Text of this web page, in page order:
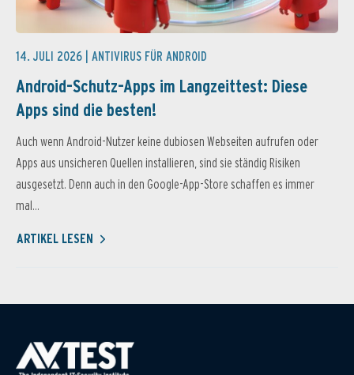
14. JULI 2026 | ANTIVIRUS FÜR ANDROID
Android-Schutz-Apps im Langzeittest: Diese
Apps sind die besten!
Auch wenn Android-Nutzer keine dubiosen Webseiten aufrufen oder
Apps aus unsicheren Quellen installieren, sind sie ständig Risiken
ausgesetzt. Denn auch in den Google-App-Store schaffen es immer
mal...
ARTIKEL LESEN